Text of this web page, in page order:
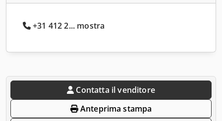
+31 412 2... mostra
Contatta il venditore
Anteprima stampa